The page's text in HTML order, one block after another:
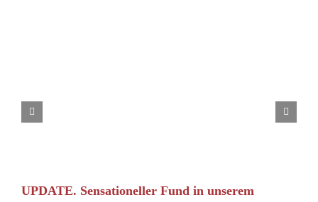
UPDATE. Sensationeller Fund in unserem